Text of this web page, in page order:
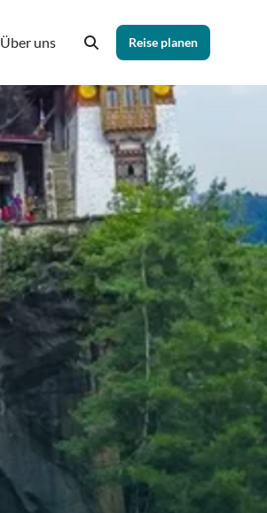
Über uns Reise planen